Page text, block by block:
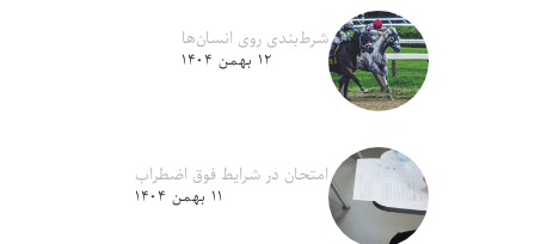
شرط‌بندی روی انسان‌ها
۱۲ بهمن ۱۴۰۴
امتحان در شرایط فوق اضطراب
۱۱ بهمن ۱۴۰۴